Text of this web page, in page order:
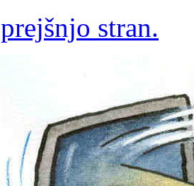
prejšnjo stran.